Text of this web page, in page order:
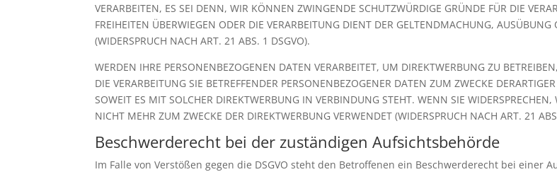
VERARBEITEN, ES SEI DENN, WIR KÖNNEN ZWINGENDE SCHUTZWÜRDIGE GRÜNDE FÜR DIE
FREIHEITEN ÜBERWIEGEN ODER DIE VERARBEITUNG DIENT DER GELTENDMACHUNG,
(WIDERSPRUCH NACH ART. 21 ABS. 1 DSGVO).
WERDEN IHRE PERSONENBEZOGENEN DATEN VERARBEITET, UM DIREKTWERBUNG ZU
DIE VERARBEITUNG SIE BETREFFENDER PERSONENBEZOGENER DATEN ZUM ZWECKE
SOWEIT ES MIT SOLCHER DIREKTWERBUNG IN VERBINDUNG STEHT. WENN SIE
NICHT MEHR ZUM ZWECKE DER DIREKTWERBUNG VERWENDET (WIDERSPRUCH NACH ART. 21
Beschwerde­recht bei der zuständigen Aufsichts­behörde
Im Falle von Verstößen gegen die DSGVO steht den Betroffenen ein Beschwerderecht bei